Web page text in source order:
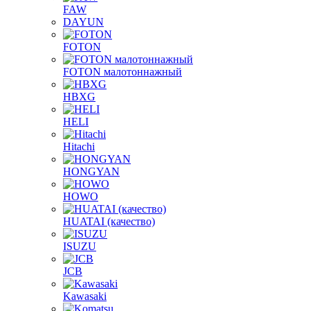
FAW
DAYUN
FOTON
FOTON малотоннажный
HBXG
HELI
Hitachi
HONGYAN
HOWO
HUATAI (качество)
ISUZU
JCB
Kawasaki